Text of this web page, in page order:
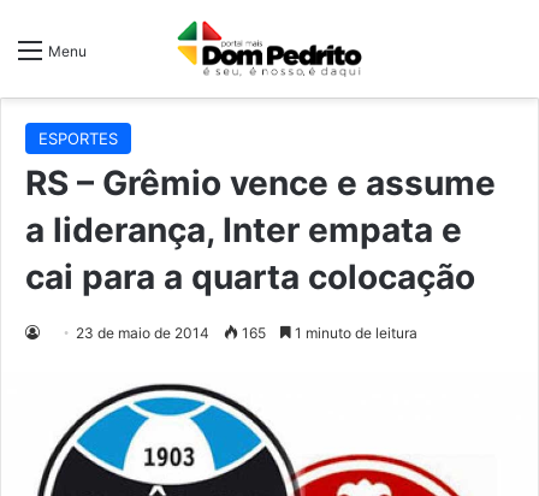
Menu
ESPORTES
RS – Grêmio vence e assume
a liderança, Inter empata e
cai para a quarta colocação
23 de maio de 2014 165 1 minuto de leitura